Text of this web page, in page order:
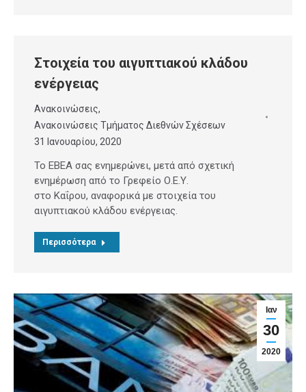
Στοιχεία του αιγυπτιακού κλάδου
ενέργειας
Ανακοινώσεις,
Ανακοινώσεις Τμήματος Διεθνών Σχέσεων
31 Ιανουαρίου, 2020
Το ΕΒΕΑ σας ενημερώνει, μετά από σχετική
ενημέρωση από το Γρεφείο Ο.Ε.Υ.
στο Καΐρου, αναφορικά με στοιχεία του
αιγυπτιακού κλάδου ενέργειας.
Περισσότερα
Ιαν
30
2020